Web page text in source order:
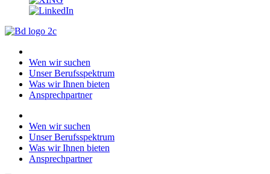
Wen wir suchen
Unser Berufsspektrum
Was wir Ihnen bieten
Ansprechpartner
Wen wir suchen
Unser Berufsspektrum
Was wir Ihnen bieten
Ansprechpartner